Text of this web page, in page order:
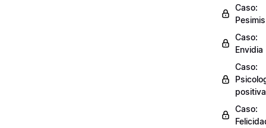
Caso:
Caso:
Envidia
Caso:
positiva
Caso: